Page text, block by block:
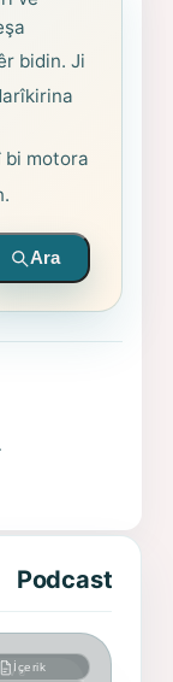
bidin. Ji
bi motora
Ara
Podcast
ve
İçerik